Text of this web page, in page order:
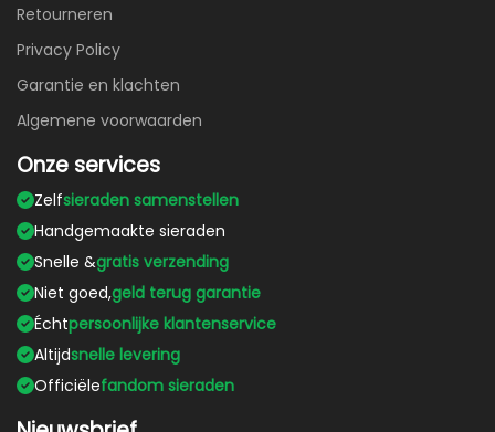
Retourneren
Privacy Policy
Garantie en klachten
Algemene voorwaarden
Onze services
Zelfsieraden samenstellen
Handgemaakte sieraden
Snelle &gratis verzending
Niet goed,geld terug garantie
Échtpersoonlijke klantenservice
Altijdsnelle levering
Officiëlefandom sieraden